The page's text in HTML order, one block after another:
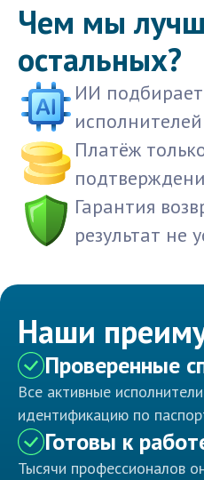
Чем мы
остальных?
ИИ
исполнителей
Платёж
Гарантия
результат не
Наши
Проверенные
Все активные
идентификацию по
Готовы к
Тысячи профессионалов